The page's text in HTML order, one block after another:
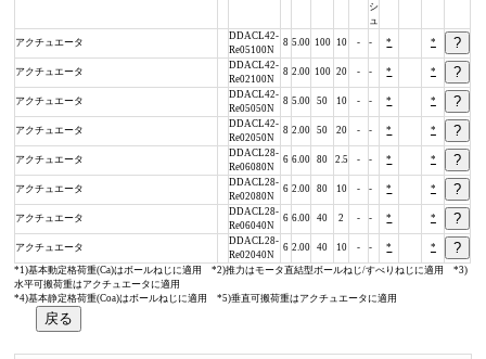
*1)基本動定格荷重(Ca)はボールねじに適用 *2)推力はモータ直結型ボールねじ/すべりねじに適用 *3)
水平可搬荷重はアクチュエータに適用
*4)基本静定格荷重(Coa)はボールねじに適用 *5)垂直可搬荷重はアクチュエータに適用
シ
ュ
アクチュエータ
DDACL42-
Re05100N
8 5.00 100 10 - - * *
アクチュエータ
DDACL42-
Re02100N
8 2.00 100 20 - - * *
アクチュエータ
DDACL42-
Re05050N
8 5.00 50 10 - - * *
アクチュエータ
DDACL42-
Re02050N
8 2.00 50 20 - - * *
アクチュエータ
DDACL28-
Re06080N
6 6.00 80 2.5 - - * *
アクチュエータ
DDACL28-
Re02080N
6 2.00 80 10 - - * *
アクチュエータ
DDACL28-
Re06040N
6 6.00 40 2 - - * *
アクチュエータ
DDACL28-
Re02040N
6 2.00 40 10 - - * *